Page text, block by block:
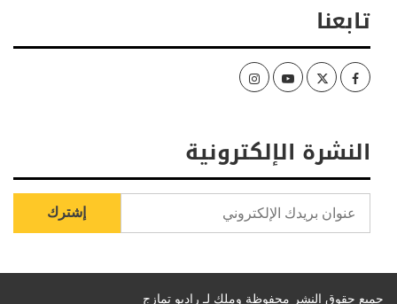
تابعنا
Facebook
Twitter
Youtube
Instagram
النشرة الإلكترونية
جميع حقوق النشر محفوظة وملك لـ راديو تمازج